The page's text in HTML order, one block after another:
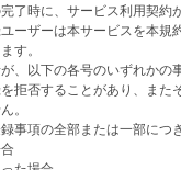
了時に、サービス利用契約
ーザーは本サービスを本規
す。
、以下の各号のいずれかの
拒否することがあり、また
。
事項の全部または一部につ